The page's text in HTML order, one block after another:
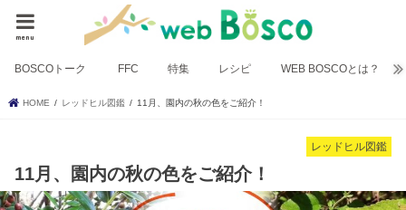
menu
BOSCOトーク FFC 特集 レシピ WEB BOSCOとは？
HOME レッドヒル図鑑 11月、園内の秋の色をご紹介！
レッドヒル図鑑
11月、園内の秋の色をご紹介！